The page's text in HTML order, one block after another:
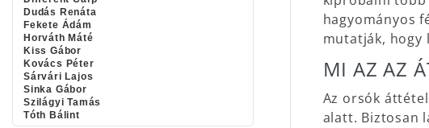
Dudás Renáta
Fekete Ádám
Horváth Máté
Kiss Gábor
Kovács Péter
Sárvári Lajos
Sinka Gábor
Szilágyi Tamás
Tóth Bálint
hagyományos
mutatják, hogy
MI AZ AZ
Az orsók
alatt. Biztosan